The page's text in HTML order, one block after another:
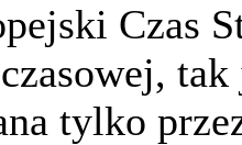
Czas
tylko